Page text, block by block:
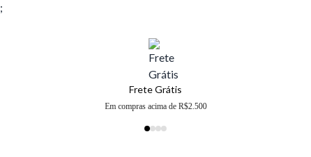
;
Frete Grátis
Em compras acima de R$2.500